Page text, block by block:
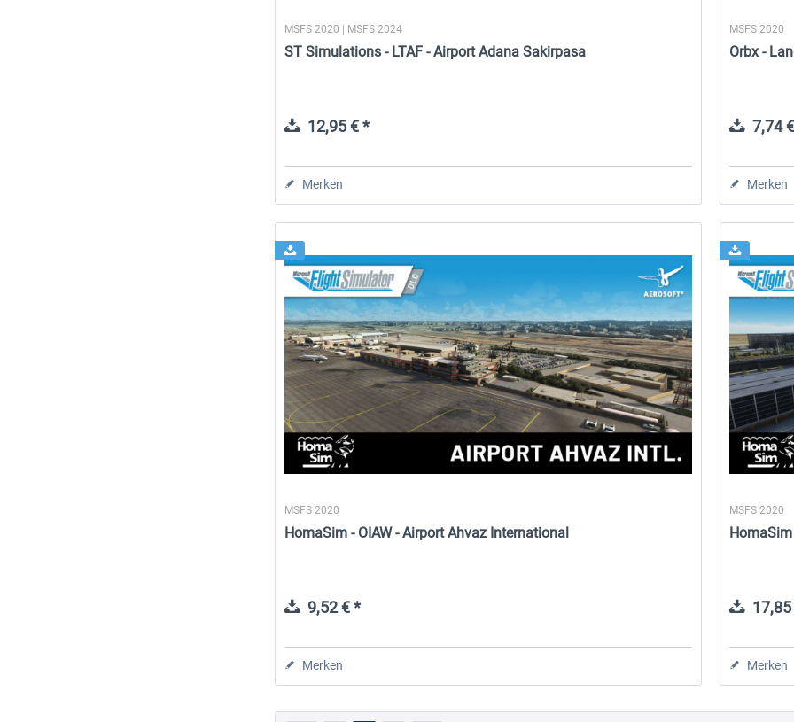
MSFS 2020 | MSFS 2024
ST Simulations - LTAF - Airport Adana Sakirpasa
12,95 € *
Merken
MSFS 2020
Orbx -
7,74
Merken
MSFS 2020
HomaSim - OIAW - Airport Ahvaz International
9,52 € *
Merken
MSFS 2020
Merken